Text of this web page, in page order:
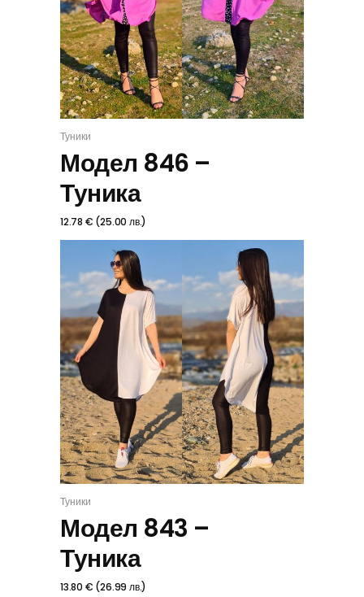
ИЗБЕРИ
Туники
Модел 846 –
Туника
12.78 € (25.00лв.)
ИЗБЕРИ
Туники
Модел 843 –
Туника
13.80 € (26.99лв.)